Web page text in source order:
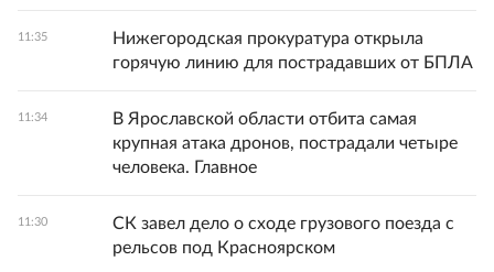
11:35
Нижегородская прокуратура открыла
горячую линию для пострадавших от БПЛА
11:34
В Ярославской области отбита самая
крупная атака дронов, пострадали четыре
человека. Главное
11:30
СК завел дело о сходе грузового поезда с
рельсов под Красноярском